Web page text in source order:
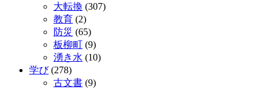
大転換 (307)
教育 (2)
防災 (65)
板柳町 (9)
湧き水 (10)
学び(278)
古文書 (9)